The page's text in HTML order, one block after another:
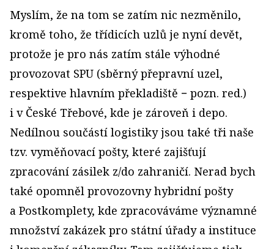
Myslím, že na tom se zatím nic nezměnilo,
kromě toho, že třídicích uzlů je nyní devět,
protože je pro nás zatím stále výhodné
provozovat SPU (sběrný přepravní uzel,
respektive hlavním překladiště − pozn. red.)
i v České Třebové, kde je zároveň i depo.
Nedílnou součástí logistiky jsou také tři naše
tzv. vyměňovací pošty, které zajišťují
zpracování zásilek z/do zahraničí. Nerad bych
také opomněl provozovny hybridní pošty
a Postkomplety, kde zpracováváme významné
množství zakázek pro státní úřady a instituce